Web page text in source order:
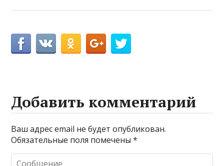
Добавить комментарий
Ваш адрес email не будет опубликован.
Обязательные поля помечены*